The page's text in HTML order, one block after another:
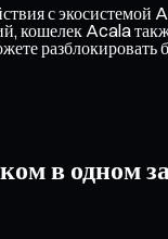
с экосистемой
кошелек Acala
в одном